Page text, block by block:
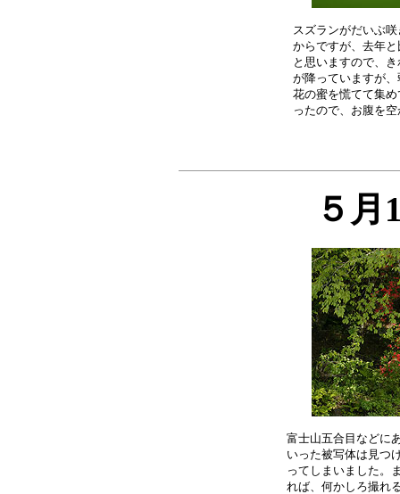
スズランがだいぶ
からですが、去年
と思いますので、
が降っていますが
花の蜜を慌てて集
５月
富士山五合目などに
いった被写体は見つ
ってしまいました。
れば、何かしろ撮れ